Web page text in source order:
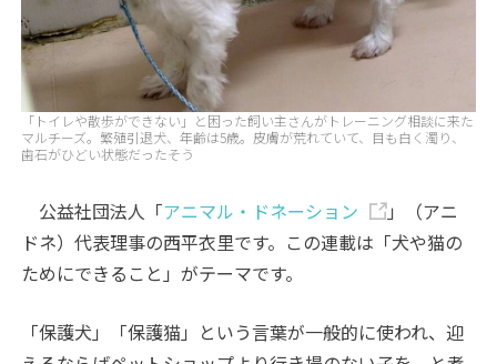
「トイレや散歩ができない」と困った飼い主さんがトレーニング相談に来た
マルチーズ。繁殖引退犬、年齢は5歳。皮膚が荒れていて、目も白く濁り、
歯石がひどい状態だったそう
公益社団法人「アニマル・ドネーション
」（アニ
ドネ）代表理事の西平衣里です。この連載は「犬や猫の
ためにできること」がテーマです。
「保護犬」「保護猫」という言葉が一般的に使われ、迎